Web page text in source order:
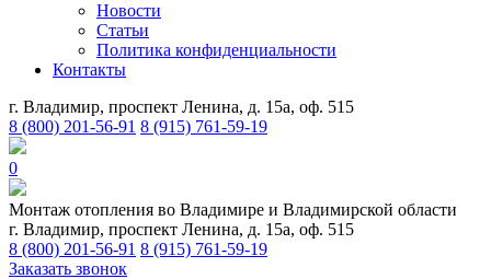
Новости
Статьи
Политика конфиденциальности
Контакты
г. Владимир, проспект Ленина, д. 15а, оф. 515
8 (800) 201-56-91 8 (915) 761-59-19
0
Монтаж отопления во Владимире и Владимирской области
г. Владимир, проспект Ленина, д. 15а, оф. 515
8 (800) 201-56-91 8 (915) 761-59-19
Заказать звонок